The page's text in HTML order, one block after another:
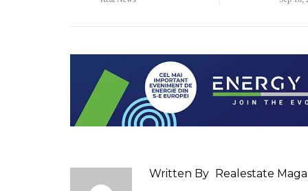
Written By Realestate